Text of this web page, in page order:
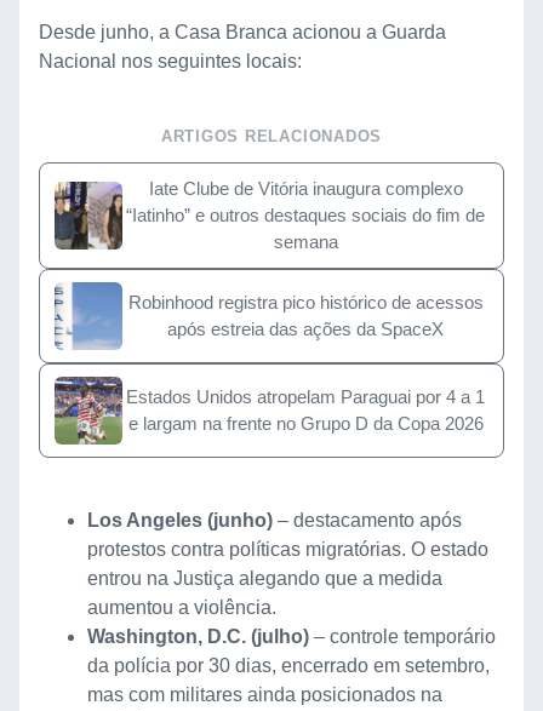
Desde junho, a Casa Branca acionou a Guarda
Nacional nos seguintes locais:
ARTIGOS RELACIONADOS
Iate Clube de Vitória inaugura complexo
“Iatinho” e outros destaques sociais do fim de
semana
Robinhood registra pico histórico de acessos
após estreia das ações da SpaceX
Estados Unidos atropelam Paraguai por 4 a 1
e largam na frente no Grupo D da Copa 2026
Los Angeles (junho) – destacamento após
protestos contra políticas migratórias. O estado
entrou na Justiça alegando que a medida
aumentou a violência.
Washington, D.C. (julho) – controle temporário
da polícia por 30 dias, encerrado em setembro,
mas com militares ainda posicionados na